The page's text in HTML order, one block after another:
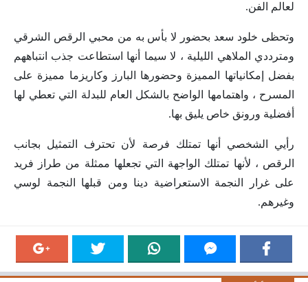
لعالم الفن.
وتحظى خلود سعد بحضور لا بأس به من محبي الرقص الشرقي
ومترددي الملاهي الليلية ، لا سيما أنها استطاعت جذب انتباههم
بفضل إمكانياتها المميزة وحضورها البارز وكاريزما مميزة على
المسرح ، واهتمامها الواضح بالشكل العام للبدلة التي تعطي لها
أفضلية ورونق خاص يليق بها.
رأيي الشخصي أنها تمتلك فرصة لأن تحترف التمثيل بجانب
الرقص ، لأنها تمتلك الواجهة التي تجعلها ممثلة من طراز فريد
على غرار النجمة الاستعراضية دينا ومن قبلها النجمة لوسي
وغيرهم.